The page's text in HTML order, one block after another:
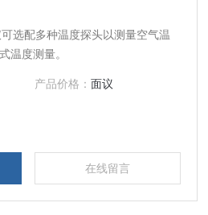
选配多种温度探头以测量空气温
温度测量。
产品价格： 面议
在线留言